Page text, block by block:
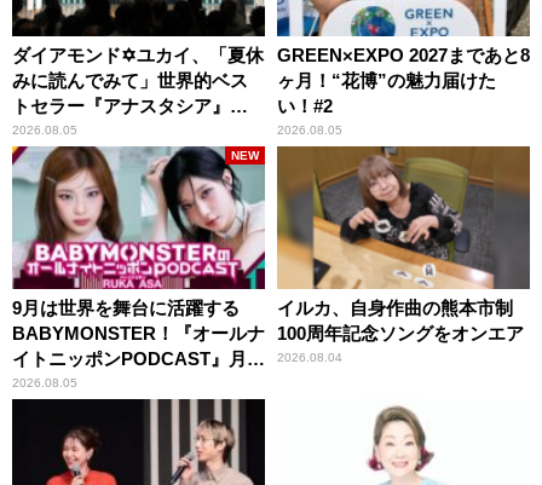
ダイアモンド✡ユカイ、「夏休
みに読んでみて」世界的ベス
トセラー『アナスタシア』を
紹介
2026.08.05
GREEN×EXPO 2027まであと8
ヶ月！“花博”の魅力届けた
い！#2
2026.08.05
9月は世界を舞台に活躍する
BABYMONSTER！『オールナ
イトニッポンPODCAST』月替
わりパーソナリティ
2026.08.05
NEW
イルカ、自身作曲の熊本市制
100周年記念ソングをオンエア
2026.08.04